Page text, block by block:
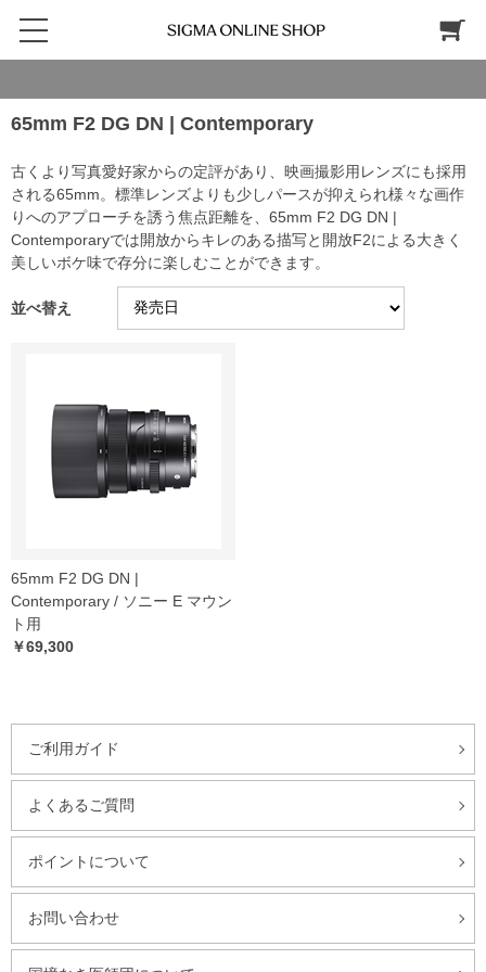
65mm F2 DG DN | Contemporary
古くより写真愛好家からの定評があり、映画撮影用レンズにも採用
される65mm。標準レンズよりも少しパースが抑えられ様々な画作
りへのアプローチを誘う焦点距離を、65mm F2 DG DN |
Contemporaryでは開放からキレのある描写と開放F2による大きく
美しいボケ味で存分に楽しむことができます。
並べ替え
65mm F2 DG DN |
Contemporary / ソニー E マウン
ト用
￥69,300
ご利用ガイド
よくあるご質問
ポイントについて
お問い合わせ